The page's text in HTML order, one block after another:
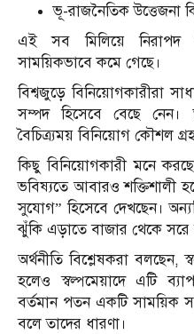
ভূ-রাজনৈতিক উত্তেজনা
এই সব মিলিয়ে নিরাপদ
সাময়িকভাবে কমে গেছে।
বিশ্বজুড়ে বিনিয়োগকারীরা
সম্পদ হিসেবে বেছে নেন।
বৈচিত্র্যময় বিনিয়োগ কৌশল
কিছু বিনিয়োগকারী মনে
ভবিষ্যতে আবারও শক্তিশালী
সুযোগ” হিসেবে দেখছেন।
ঝুঁকি এড়াতে বাজার থেকে সরে
অর্থনীতি বিশ্লেষকরা বলছেন,
হলেও স্বল্পমেয়াদে এটি
বর্তমান পতন একটি সাময়িক
বলে তাদের ধারণা।